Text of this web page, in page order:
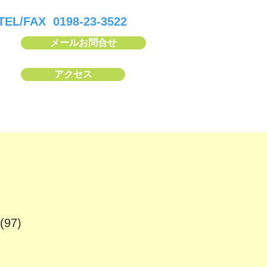
FAX 0198-23-3522
メールお問合せ
アクセス